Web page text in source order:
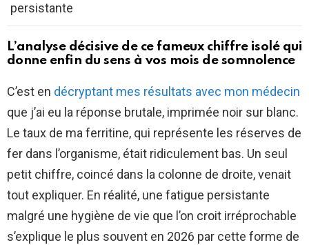
persistante
L’analyse décisive de ce fameux chiffre isolé qui
donne enfin du sens à vos mois de somnolence
C’est en décryptant mes résultats avec mon médecin
que j’ai eu la réponse brutale, imprimée noir sur blanc.
Le taux de ma ferritine, qui représente les réserves de
fer dans l’organisme, était ridiculement bas. Un seul
petit chiffre, coincé dans la colonne de droite, venait
tout expliquer. En réalité, une fatigue persistante
malgré une hygiène de vie que l’on croit irréprochable
s’explique le plus souvent en 2026 par cette forme de